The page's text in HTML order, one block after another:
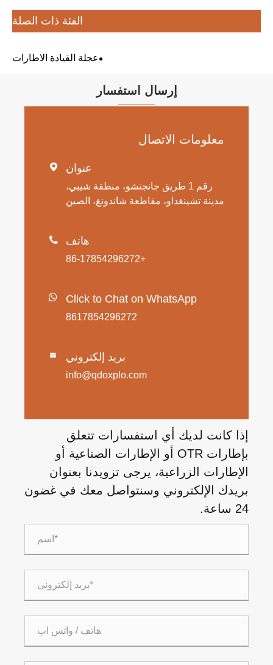
الفئة ذات الصلة
عجلة القيادة الاطارات
إرسال استفسار
معلومات الاتصال
 عنوان
رقم 1 طريق جانجتشو، منطقة شيبي،
مدينة تشينغداو، مقاطعة شاندونغ، الصين
 هاتف
+86-17854296272
Click to Chat on WhatsApp
8617854296272
 بريد إلكتروني
info@qdoxplo.com
إذا كانت لديك أي استفسارات تتعلق
بإطارات OTR أو الإطارات الصناعية أو
الإطارات الزراعية، يرجى تزويدنا بعنوان
بريدك الإلكتروني وسنتواصل معك في غضون
24 ساعة.